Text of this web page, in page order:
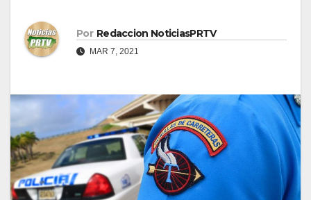
Por Redaccion NoticiasPRTV
MAR 7, 2021